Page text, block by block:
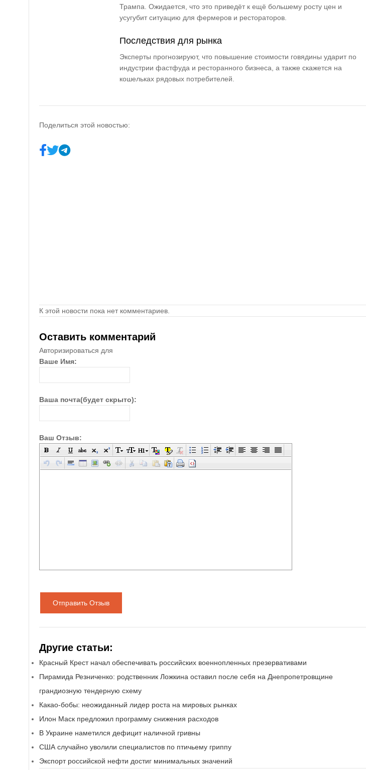
Трампа. Ожидается, что это приведёт к ещё большему росту цен и
усугубит ситуацию для фермеров и рестораторов.
Последствия для рынка
Эксперты прогнозируют, что повышение стоимости говядины ударит по
индустрии фастфуда и ресторанного бизнеса, а также скажется на
кошельках рядовых потребителей.
Поделиться этой новостью:
К этой новости пока нет комментариев.
Оставить комментарий
Авторизироваться для
Ваше Имя:
Ваша почта(будет скрыто):
Ваш Отзыв:
Отправить Отзыв
Другие статьи:
Красный Крест начал обеспечивать российских военнопленных презервативами
Пирамида Резниченко: родственник Ложкина оставил после себя на Днепропетровщине
грандиозную тендерную схему
Какао-бобы: неожиданный лидер роста на мировых рынках
Илон Маск предложил программу снижения расходов
В Украине наметился дефицит наличной гривны
США случайно уволили специалистов по птичьему гриппу
Экспорт российской нефти достиг минимальных значений